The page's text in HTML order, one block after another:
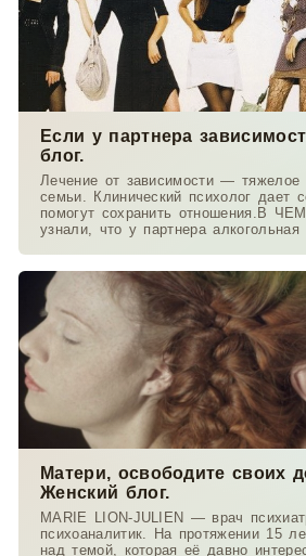
Если у партнера
блог.
Лечение от зависимости — тяжелое
семьи. Клинический психолог дает
помогут сохранить отношения.В
узнали, что у партнера алкогольная
Матери, освободите своих
Женский блог.
MARIE LION-JULIEN — врач
психоаналитик. На протяжении 15
над темой, которая её давно